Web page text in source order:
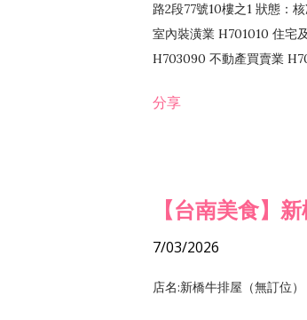
路2段77號10樓之1 狀態：
室內裝潢業 H701010 住宅
H703090 不動產買賣業
分享
【台南美食】
7/03/2026
店名:新橋牛排屋（無訂位